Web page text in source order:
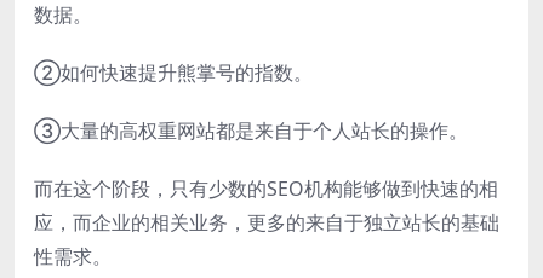
数据。
②如何快速提升熊掌号的指数。
③大量的高权重网站都是来自于个人站长的操作。
而在这个阶段，只有少数的SEO机构能够做到快速的相
应，而企业的相关业务，更多的来自于独立站长的基础
性需求。